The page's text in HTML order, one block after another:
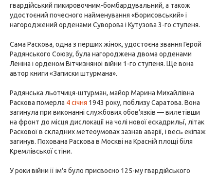
гвардійський пикировочним-бомбардувальний, а також
удостоєний почесного найменування «Борисовський» і
нагороджений орденами Суворова і Кутузова 3-го ступеня.
Сама Раскова, одна з перших жінок, удостоєна звання Герой
Радянського Союзу, була нагороджена двома орденами
Леніна і орденом Вітчизняної війни 1-го ступеня. Ще вона
автор книги «Записки штурмана».
Радянська льотчиця-штурман, майор Марина Михайлівна
Раскова померла 4 січня 1943 року, поблизу Саратова. Вона
загинула при виконанні службових обов'язків — вилетівши
на фронт до місця дислокації на чолі нової ескадрильї, літак
Раскової в складних метеоумовах зазнав аварії, і весь екіпаж
загинув. Похована Раскова в Москві на Красній площі біля
Кремлівської стіни.
У роки війни її ім'я було присвоєно 125-му гвардійського